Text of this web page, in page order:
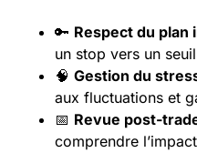
🔑 Respect du plan
un stop vers un
🧠 Gestion du
aux fluctuations et
📅 Revue post-
comprendre